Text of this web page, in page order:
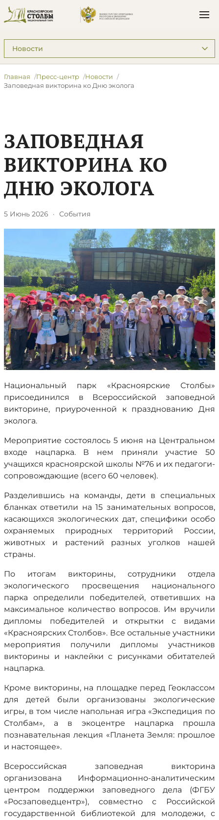
Подразделы: Пресс-центр
Главная Пресс-центр
Новости
Заповедная викторина ко Дню эколога
ЗАПОВЕДНАЯ
ВИКТОРИНА КО
ДНЮ ЭКОЛОГА
5 Июнь 2026 · События
Национальный парк «Красноярские Столбы»
присоединился в Всероссийской заповедной
викторине, приуроченной к празднованию Дня
эколога.
Мероприятие состоялось 5 июня на Центральном
входе нацпарка. В нем приняли участие 50
учащихся красноярской школы №76 и их педагоги-
сопровождающие (всего 60 человек).
Разделившись на команды, дети в специальных
бланках ответили на 15 занимательных вопросов,
касающихся экологических дат, специфики особо
охраняемых природных территорий России,
животных и растений разных уголков нашей
страны.
По итогам викторины, сотрудники отдела
экологического просвещения национального
парка определили победителей, ответивших на
максимальное количество вопросов. Им вручили
дипломы победителей и открытки с видами
«Красноярских Столбов». Все остальные участники
мероприятия получили дипломы участников
викторины и наклейки с рисунками обитателей
нацпарка.
Кроме викторины, на площадке перед Геоклассом
для детей были организованы экологические
игры, в том числе напольная игра «Экспедиция по
Столбам», а в экоцентре нацпарка прошла
познавательная лекция «Планета Земля: прошлое
и настоящее».
Всероссийская заповедная викторина
организована Информационно-аналитическим
центром поддержки заповедного дела (ФГБУ
«Росзаповедцентр»), совместно с Российской
государственной библиотекой для молодежи, с